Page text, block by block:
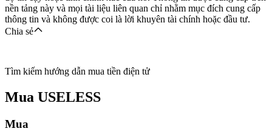
nền tảng này và mọi tài liệu liên quan chỉ nhằm mục đích cung cấp
thông tin và không được coi là lời khuyên tài chính hoặc đầu tư.
Chia sẻ
Tìm kiếm hướng dẫn mua tiền điện tử
Mua USELESS
Mua